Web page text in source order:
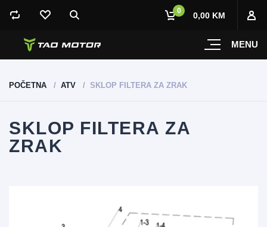
MENU
0 0,00 KM
POČETNA ATV SKLOP FILTERA ZA ZRAK
SKLOP FILTERA ZA
ZRAK